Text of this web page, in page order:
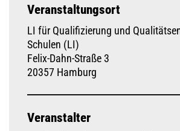
Veranstaltungsort
LI für Qualifizierung und
Schulen (LI)
Felix-Dahn-Straße 3
20357 Hamburg
Veranstalter